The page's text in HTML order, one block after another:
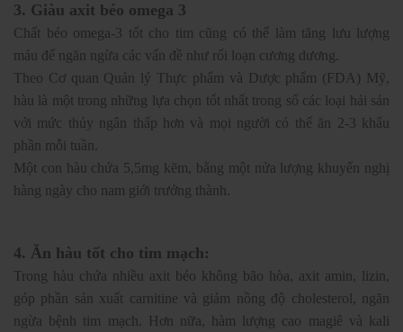
3. Giàu axit béo omega 3
Chất béo omega-3 tốt cho tim cũng có thể làm tăng lưu lượng
máu để ngăn ngừa các vấn đề như rối loạn cương dương.
Theo Cơ quan Quản lý Thực phẩm và Dược phẩm (FDA) Mỹ,
hàu là một trong những lựa chọn tốt nhất trong số các loại hải sản
với mức thủy ngân thấp hơn và mọi người có thể ăn 2-3 khẩu
phần mỗi tuần.
Một con hàu chứa 5,5mg kẽm, bằng một nửa lượng khuyến nghị
hàng ngày cho nam giới trưởng thành.
4. Ăn hàu tốt cho tim mạch:
Trong hàu chứa nhiều axit béo không bão hòa, axit amin, lizin,
góp phần sản xuất carnitine và giảm nồng độ cholesterol, ngăn
ngừa bệnh tim mạch. Hơn nữa, hàm lượng cao magiê và kali